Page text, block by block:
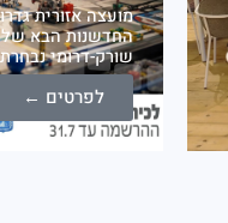
מועצה אזורית
החדשנות הבא של
שורק-דרומי
לפרטים ←